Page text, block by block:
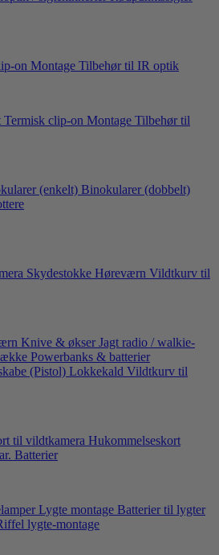
on Montage Tilbehør til IR optik
Termisk clip-on Montage Tilbehør til
(enkelt) Binokularer (dobbelt)
Skydestokke Høreværn Vildtkurv til
Knive & økser Jagt radio / walkie-
Powerbanks & batterier
(Pistol) Lokkekald Vildtkurv til
til vildtkamera Hukommelseskort
Batterier
Lygte montage Batterier til lygter
lygte-montage